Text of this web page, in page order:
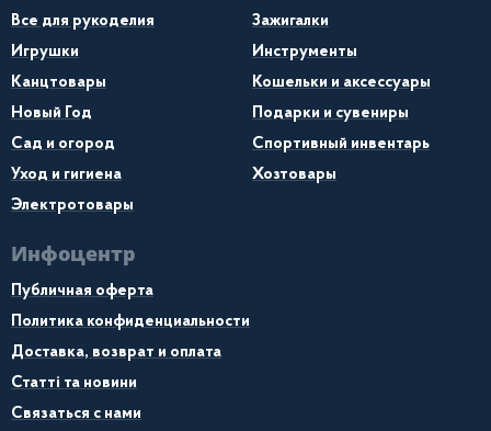
Все для рукоделия
Зажигалки
Игрушки
Инструменты
Канцтовары
Кошельки и аксессуары
Новый Год
Подарки и сувениры
Сад и огород
Спортивный инвентарь
Уход и гигиена
Хозтовары
Электротовары
Инфоцентр
Публичная оферта
Политика конфиденциальности
Доставка, возврат и оплата
Статті та новини
Связаться с нами